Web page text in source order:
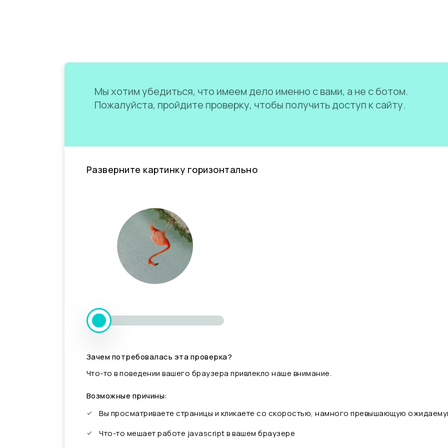
Мы хотим убедиться, что имеем дело именно с вами, а не с ботом.
Пожалуйста, пройдите проверку, чтобы получить доступ к сайту.
Разверните картинку горизонтально
Зачем потребовалась эта проверка?
Что-то в поведении вашего браузера привлекло наше внимание.
Возможные причины:
Вы просматриваете страницы и кликаете со скоростью, намного превышающую
Что-то мешает работе javascript в вашем браузере